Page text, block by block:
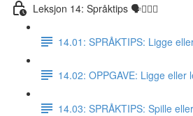
Leksjon 14: Språktips 🗣☝🏼✅
14.01: SPRÅKTIPS: Ligge
14.02: OPPGAVE: Ligge eller
14.03: SPRÅKTIPS: Spille